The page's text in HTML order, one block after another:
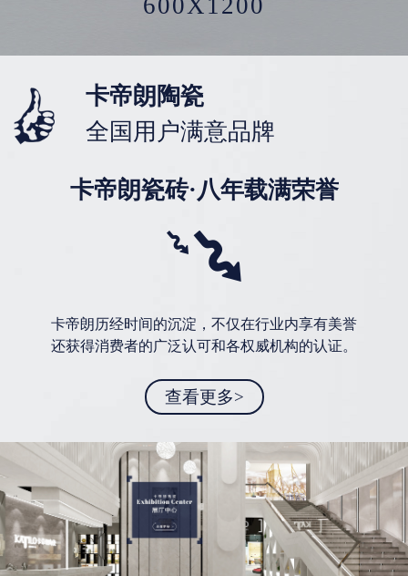
600X1200
卡帝朗陶瓷
全国用户满意品牌
卡帝朗瓷砖·八年载满荣誉
卡帝朗历经时间的沉淀，不仅在行业内享有美誉
还获得消费者的广泛认可和各权威机构的认证。
查看更多>